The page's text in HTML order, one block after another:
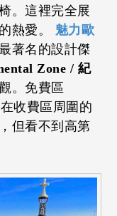
。這裡完全展
熱愛。 魅力歐
著名的設計傑
Zone / 紀
。免費區
收費區周圍的
但看不到高第